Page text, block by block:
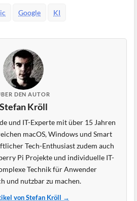
Google KI
DEN AUTOR
Stefan Kröll
und IT-Experte mit über 15 Jahren
macOS, Windows und Smart
Tech-Enthusiast zudem auch
Pi Projekte und individuelle IT-
Technik für Anwender
und nutzbar zu machen.
von Stefan Kröll →